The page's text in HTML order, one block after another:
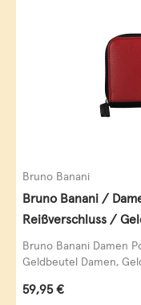
Bruno Banani
Bruno Banani /
Reißverschluss /
Querformat, echt
Bruno Banani Damen
Geldbeutel Damen,
Regulärer Preis:
59,95 €